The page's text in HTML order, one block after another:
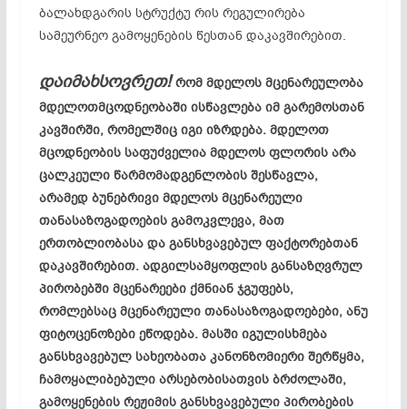
ბალახდგარის სტრუქტუ რის რეგულირება
სამეურნეო გამოყენების წესთან დაკავშირებით.
დაიმახსოვრეთ! რომ მდელოს მცენარეულობა
მდელოთმცოდნეობაში ისწავლება იმ გარემოსთან
კავშირში, რომელშიც იგი იზრდება. მდელოთ
მცოდნეობის საფუძველია მდელოს ფლორის არა
ცალკეული წარმომადგენლობის შესწავლა,
არამედ ბუნებრივი მდელოს მცენარეული
თანასაზოგადოების გამოკვლევა, მათ
ერთობლიობასა და განსხვავებულ ფაქტორებთან
დაკავშირებით. ადგილსამყოფლის განსაზღვრულ
პირობებში მცენარეები ქმნიან ჯგუფებს,
რომლებსაც მცენარეული თანასაზოგადოებები, ანუ
ფიტოცენოზები ეწოდება. მასში იგულისხმება
განსხვავებულ სახეობათა კანონზომიერი შერწყმა,
ჩამოყალიბებული არსებობისათვის ბრძოლაში,
გამოყენების რეჟიმის განსხვავებული პირობების